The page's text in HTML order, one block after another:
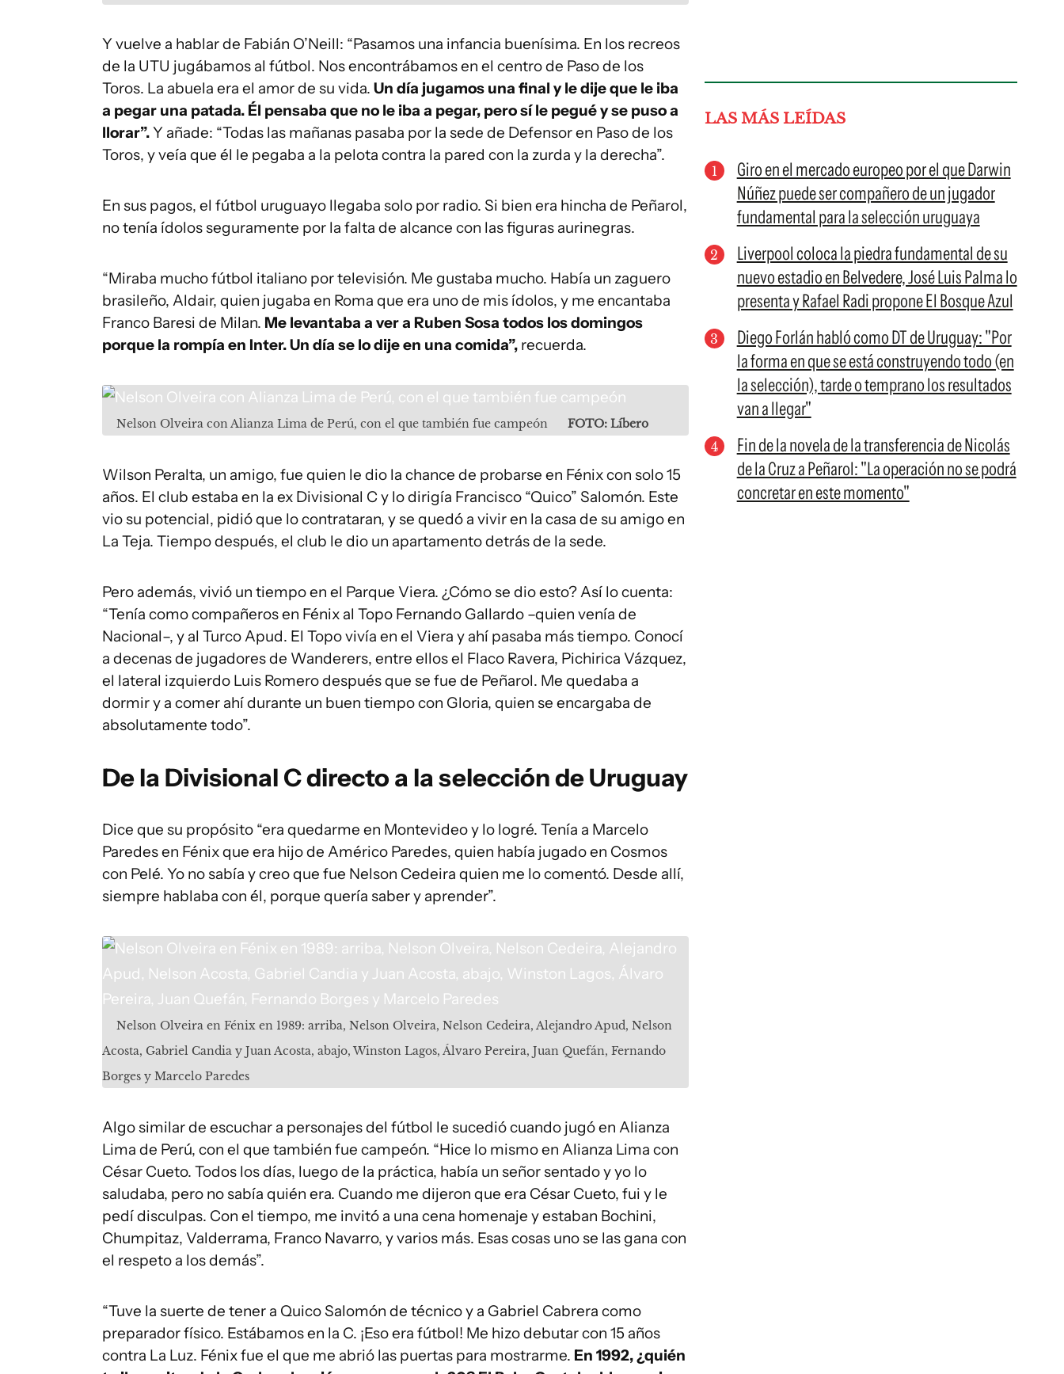
Y vuelve a hablar de Fabián O’Neill: “Pasamos una infancia buenísima. En los recreos
de la UTU jugábamos al fútbol. Nos encontrábamos en el centro de Paso de los
Toros. La abuela era el amor de su vida. Un día jugamos una final y le dije que le iba
a pegar una patada. Él pensaba que no le iba a pegar, pero sí le pegué y se puso a
llorar”.Y añade: “Todas las mañanas pasaba por la sede de Defensor en Paso de los
Toros, y veía que él le pegaba a la pelota contra la pared con la zurda y la derecha”.
En sus pagos, el fútbol uruguayo llegaba solo por radio. Si bien era hincha de Peñarol,
no tenía ídolos seguramente por la falta de alcance con las figuras aurinegras.
“Miraba mucho fútbol italiano por televisión. Me gustaba mucho. Había un zaguero
brasileño, Aldair, quien jugaba en Roma que era uno de mis ídolos, y me encantaba
Franco Baresi de Milan. Me levantaba a ver a Ruben Sosa todos los domingos
porque la rompía en Inter. Un día se lo dije en una comida”, recuerda.
Nelson Olveira con Alianza Lima de Perú, con el que también fue campeón FOTO: Líbero
Wilson Peralta, un amigo, fue quien le dio la chance de probarse en Fénix con solo 15
años. El club estaba en la ex Divisional C y lo dirigía Francisco “Quico” Salomón. Este
vio su potencial, pidió que lo contrataran, y se quedó a vivir en la casa de su amigo en
La Teja. Tiempo después, el club le dio un apartamento detrás de la sede.
Pero además, vivió un tiempo en el Parque Viera. ¿Cómo se dio esto? Así lo cuenta:
“Tenía como compañeros en Fénix al Topo Fernando Gallardo –quien venía de
Nacional–, y al Turco Apud. El Topo vivía en el Viera y ahí pasaba más tiempo. Conocí
a decenas de jugadores de Wanderers, entre ellos el Flaco Ravera, Pichirica Vázquez,
el lateral izquierdo Luis Romero después que se fue de Peñarol. Me quedaba a
dormir y a comer ahí durante un buen tiempo con Gloria, quien se encargaba de
absolutamente todo”.
De la Divisional C directo a la selección de Uruguay
Dice que su propósito “era quedarme en Montevideo y lo logré. Tenía a Marcelo
Paredes en Fénix que era hijo de Américo Paredes, quien había jugado en Cosmos
con Pelé. Yo no sabía y creo que fue Nelson Cedeira quien me lo comentó. Desde allí,
siempre hablaba con él, porque quería saber y aprender”.
Nelson Olveira en Fénix en 1989: arriba, Nelson Olveira, Nelson Cedeira, Alejandro Apud, Nelson
Acosta, Gabriel Candia y Juan Acosta, abajo, Winston Lagos, Álvaro Pereira, Juan Quefán, Fernando
Borges y Marcelo Paredes
Algo similar de escuchar a personajes del fútbol le sucedió cuando jugó en Alianza
Lima de Perú, con el que también fue campeón. “Hice lo mismo en Alianza Lima con
César Cueto. Todos los días, luego de la práctica, había un señor sentado y yo lo
saludaba, pero no sabía quién era. Cuando me dijeron que era César Cueto, fui y le
pedí disculpas. Con el tiempo, me invitó a una cena homenaje y estaban Bochini,
Chumpitaz, Valderrama, Franco Navarro, y varios más. Esas cosas uno se las gana con
el respeto a los demás”.
“Tuve la suerte de tener a Quico Salomón de técnico y a Gabriel Cabrera como
preparador físico. Estábamos en la C. ¡Eso era fútbol! Me hizo debutar con 15 años
contra La Luz. Fénix fue el que me abrió las puertas para mostrarme. En 1992, ¿quién
LAS MÁS LEÍDAS
Giro en el mercado europeo por el que Darwin
Núñez puede ser compañero de un jugador
fundamental para la selección uruguaya
Liverpool coloca la piedra fundamental de su
nuevo estadio en Belvedere, José Luis Palma lo
presenta y Rafael Radi propone El Bosque Azul
Diego Forlán habló como DT de Uruguay: "Por
la forma en que se está construyendo todo (en
la selección), tarde o temprano los resultados
van a llegar"
Fin de la novela de la transferencia de Nicolás
de la Cruz a Peñarol: "La operación no se podrá
concretar en este momento"